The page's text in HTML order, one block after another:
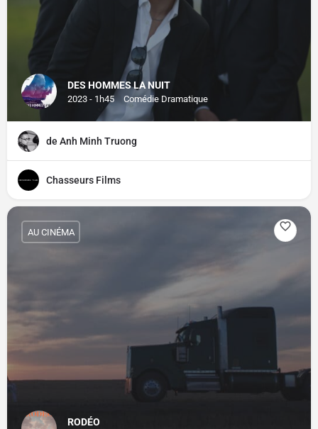
DES HOMMES LA NUIT
2023 - 1h45 Comédie Dramatique
de Anh Minh Truong
Chasseurs Films
RODÉO
AU CINÉMA